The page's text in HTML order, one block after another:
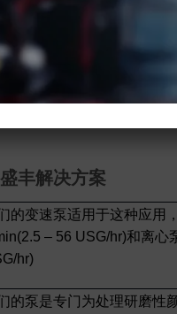
丰解决方案
的变速泵适用于这种应用
– 56 USG/hr)和离
hr)
的泵是专门为处理研磨性